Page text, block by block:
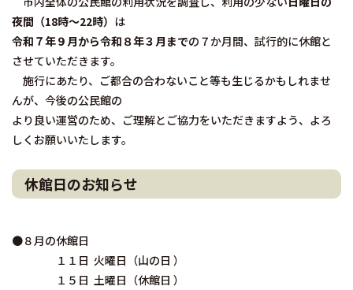
夜間（18時～22時） は
令和７年９月から令和８年３月までの７か月間、試行的に休館と
させていただきます。
施行にあたり、ご都合の合わないこと等も生じるかもしれませ
んが、今後の公民館の
より良い運営のため、ご理解とご協力をいただきますよう、よろ
しくお願いいたします。
休館日のお知らせ
●８月の休館日
１１日 火曜日（山の日 ）
１５日 土曜日（休館日 ）